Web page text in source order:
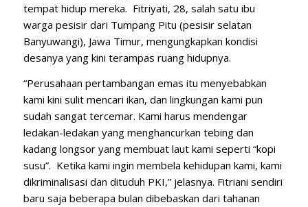
tempat hidup mereka. Fitriyati, 28, salah satu ibu
warga pesisir dari Tumpang Pitu (pesisir selatan
Banyuwangi), Jawa Timur, mengungkapkan kondisi
desanya yang kini terampas ruang hidupnya.
“Perusahaan pertambangan emas itu menyebabkan
kami kini sulit mencari ikan, dan lingkungan kami pun
sudah sangat tercemar. Kami harus mendengar
ledakan-ledakan yang menghancurkan tebing dan
kadang longsor yang membuat laut kami seperti “kopi
susu”. Ketika kami ingin membela kehidupan kami, kami
dikriminalisasi dan dituduh PKI,” jelasnya. Fitriani sendiri
baru saja beberapa bulan dibebaskan dari tahanan